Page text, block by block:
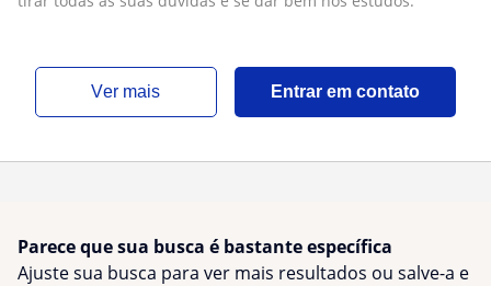
ver mais Entrar em contato
Parece que sua busca é bastante específica
Ajuste sua busca para ver mais resultados ou salve-a e